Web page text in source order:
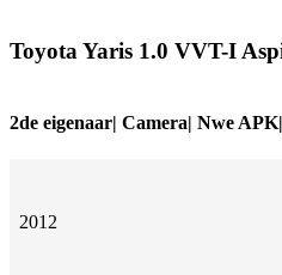
Toyota Yaris 1.0 VVT-I
2de eigenaar| Camera| Nwe
2012